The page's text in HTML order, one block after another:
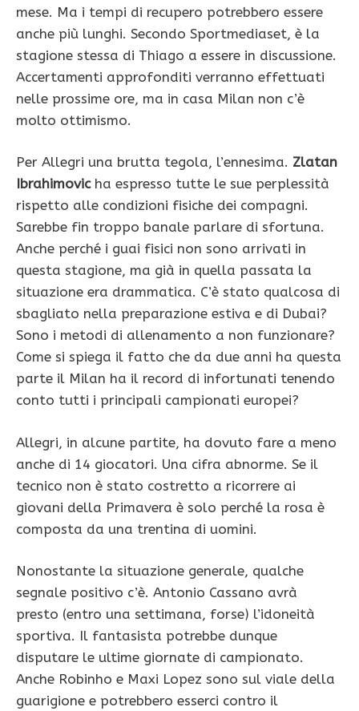
mese. Ma i tempi di recupero potrebbero essere
anche più lunghi. Secondo Sportmediaset, è la
stagione stessa di Thiago a essere in discussione.
Accertamenti approfonditi verranno effettuati
nelle prossime ore, ma in casa Milan non c’è
molto ottimismo.
Per Allegri una brutta tegola, l’ennesima. Zlatan
Ibrahimovicha espresso tutte le sue perplessità
rispetto alle condizioni fisiche dei compagni.
Sarebbe fin troppo banale parlare di sfortuna.
Anche perché i guai fisici non sono arrivati in
questa stagione, ma già in quella passata la
situazione era drammatica. C’è stato qualcosa di
sbagliato nella preparazione estiva e di Dubai?
Sono i metodi di allenamento a non funzionare?
Come si spiega il fatto che da due anni ha questa
parte il Milan ha il record di infortunati tenendo
conto tutti i principali campionati europei?
Allegri, in alcune partite, ha dovuto fare a meno
anche di 14 giocatori. Una cifra abnorme. Se il
tecnico non è stato costretto a ricorrere ai
giovani della Primavera è solo perché la rosa è
composta da una trentina di uomini.
Nonostante la situazione generale, qualche
segnale positivo c’è. Antonio Cassano avrà
presto (entro una settimana, forse) l’idoneità
sportiva. Il fantasista potrebbe dunque
disputare le ultime giornate di campionato.
Anche Robinho e Maxi Lopez sono sul viale della
guarigione e potrebbero esserci contro il